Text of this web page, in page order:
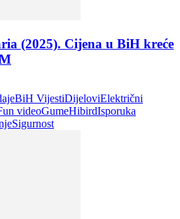
(2025). Cijena u BiH kreće
BiH VijestiDijeloviElektrični
videoGumeHibirdIsporuka
Sigurnost